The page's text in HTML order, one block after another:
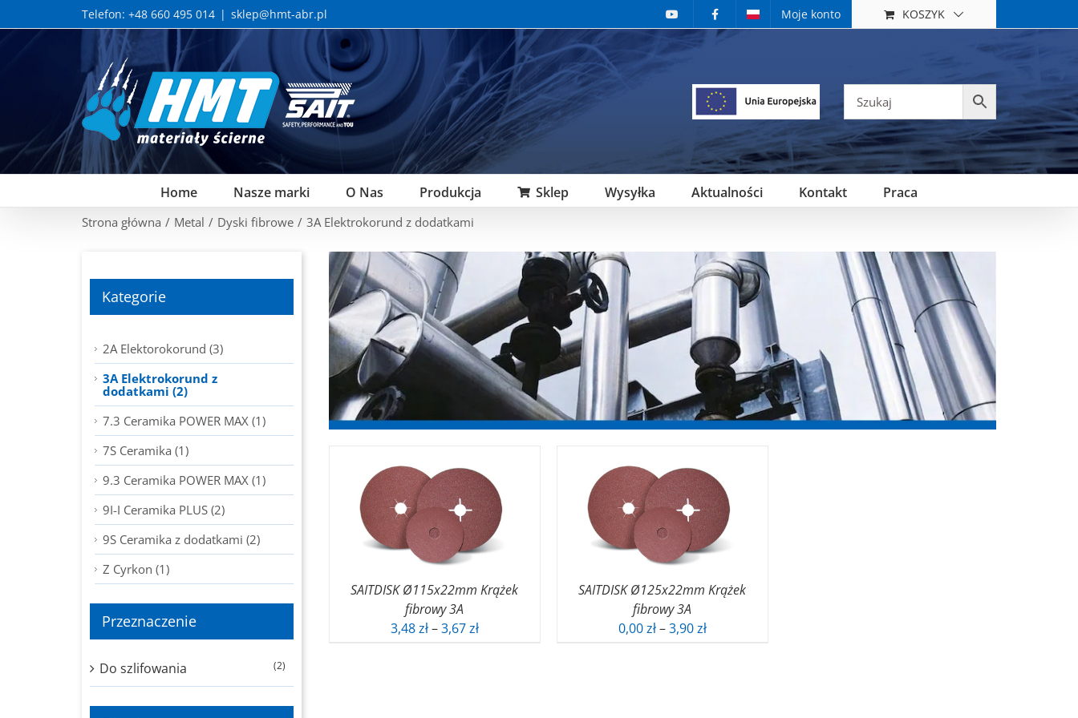
to
Telefon: +48 660 495 014 | sklep@hmt-abr.pl Moje konto KOSZYK
Home Nasze marki O Nas Produkcja Sklep Wysyłka Aktualności Kontakt Praca
Strona główna / Metal / Dyski fibrowe / 3A Elektrokorund z dodatkami
SAITDISK Ø115x22mm Krążek
fibrowy 3A
3,48zł–3,67złZakres
SAITDISK Ø125x22mm Krążek
fibrowy 3A
0,00zł–3,90złZakres
Kategorie
2A Elektorokorund (3)
3A Elektrokorund z
dodatkami (2)
7.3 Ceramika POWER MAX (1)
7S Ceramika (1)
9.3 Ceramika POWER MAX (1)
9I-I Ceramika PLUS (2)
9S Ceramika z dodatkami (2)
Z Cyrkon (1)
Przeznaczenie
Do szlifowania (2)